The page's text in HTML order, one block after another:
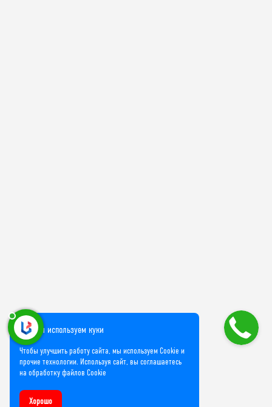
Мы используем куки
Чтобы улучшить работу сайта, мы используем Cookie и
прочие технологии. Используя сайт, вы соглашаетесь
на обработку файлов Cookie
Хорошо